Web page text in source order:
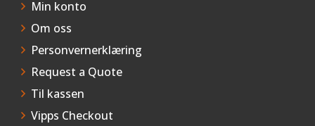
Min konto
Om oss
Personvernerklæring
Request a Quote
Til kassen
Vipps Checkout